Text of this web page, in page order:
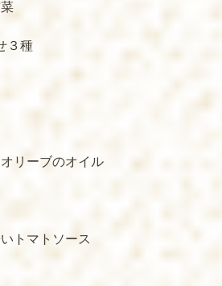
３種
リーブのオイル
トマトソース